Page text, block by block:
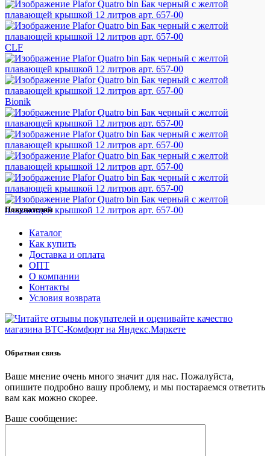
CLF
Bionik
Покупателям
Каталог
Как купить
Доставка и оплата
ОПТ
О компании
Контакты
Условия возврата
Обратная связь
Ваше мнение очень много значит для нас. Пожалуйста,
опишите подробно вашу проблему, и мы постараемся ответить
вам как можно скорее.
Ваше сообщение: